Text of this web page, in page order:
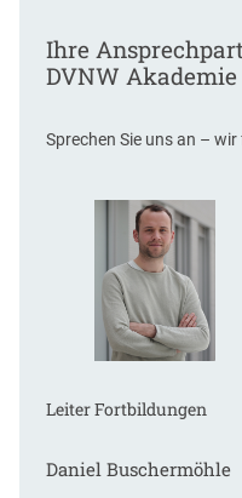
Ihre
DVNW Akademie
Sprechen Sie uns an –
Leiter Fortbildungen
Daniel Buschermöhle